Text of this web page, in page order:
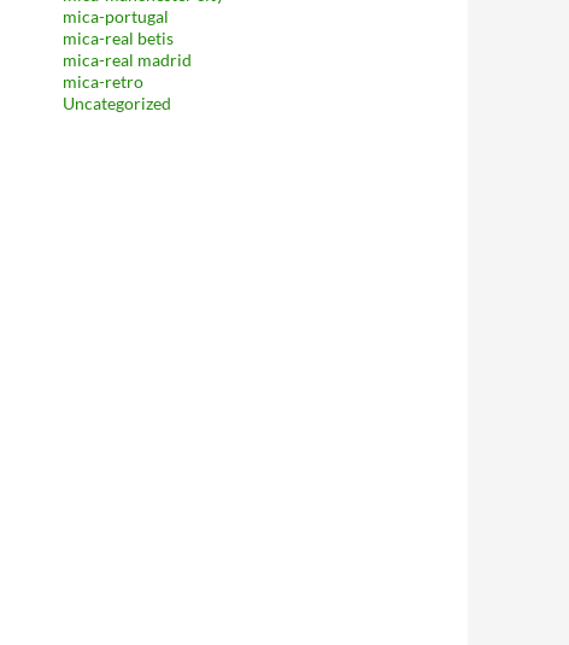
mica-portugal
mica-real betis
mica-real madrid
mica-retro
Uncategorized